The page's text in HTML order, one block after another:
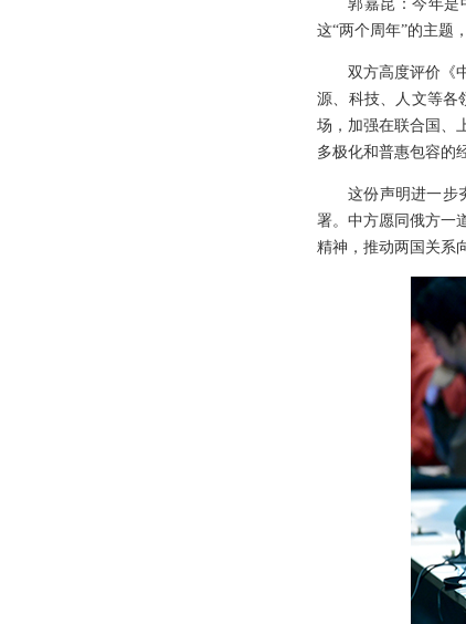
郭嘉昆：今年是
这“两个周年”的主题
双方高度评价《
源、科技、人文等各
场，加强在联合国、
多极化和普惠包容的
这份声明进一步
署。中方愿同俄方一
精神，推动两国关系